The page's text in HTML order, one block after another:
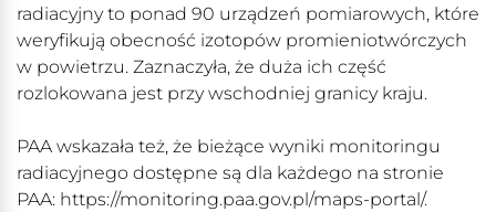
radiacyjny to ponad 90 urządzeń pomiarowych, które
weryfikują obecność izotopów promieniotwórczych
w powietrzu. Zaznaczyła, że duża ich część
rozlokowana jest przy wschodniej granicy kraju.
PAA wskazała też, że bieżące wyniki monitoringu
radiacyjnego dostępne są dla każdego na stronie
PAA: https://monitoring.paa.gov.pl/maps-portal/.